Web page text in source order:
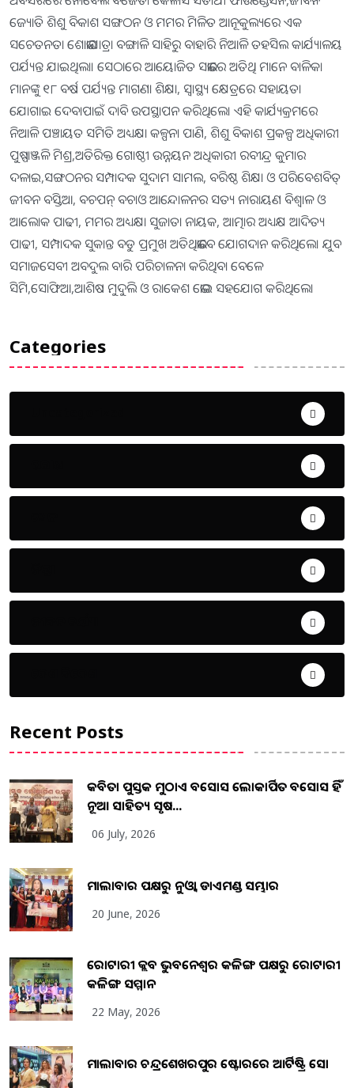
ଜ୍ୟୋତି ଶିଶୁ ବିକାଶ ସଙ୍ଗଠନ ଓ ମମର ମିଳିତ ଆନୂକୁଲ୍ୟରେ ଏକ
ସଚେତନତା ଶୋଭାଯାତ୍ରା ବଙ୍ଗାଳି ସାହିରୁ ବାହାରି ନିଆଳି ତହସିଲ କାର୍ଯ୍ୟାଳୟ
ପର୍ଯ୍ୟନ୍ତ ଯାଇଥିଲା। ସେଠାରେ ଆୟୋଜିତ ସଭାରେ ଅତିଥି ମାନେ ବାଳିକା
ମାନଙ୍କୁ ୧୮ ବର୍ଷ ପର୍ଯ୍ୟନ୍ତ ମାଗଣା ଶିକ୍ଷା, ସ୍ବାସ୍ଥ୍ୟ କ୍ଷେତ୍ରରେ ସହାୟତା
ଯୋଗାଇ ଦେବାପାଇଁ ଦାବି ଉପସ୍ଥାପନ କରିଥିଲେ। ଏହି କାର୍ଯ୍ୟକ୍ରମରେ
ନିଆଳି ପଞ୍ଚାୟତ ସମିତି ଅଧ୍ୟକ୍ଷା କଳ୍ପନା ପାଣି, ଶିଶୁ ବିକାଶ ପ୍ରକଳ୍ପ ଅଧିକାରୀ
ପୁଷ୍ପାଞ୍ଜଳି ମିଶ୍ର,ଅତିରିକ୍ତ ଗୋଷ୍ଠୀ ଉନ୍ନୟନ ଅଧିକାରୀ ରବୀନ୍ଦ୍ର କୁମାର
ଦଳାଇ,ସଙ୍ଗଠନର ସମ୍ପାଦକ ସୁଦାମ ସାମଲ, ବରିଷ୍ଠ ଶିକ୍ଷା ଓ ପରିବେଶବିତ୍
ଜୀବନ ବସ୍ତିଆ, ବଚପନ୍ ବଚାଓ ଆନ୍ଦୋଳନର ସତ୍ୟ ନାରାୟଣ ବିଶ୍ବାଳ ଓ
ଆଲୋକ ପାଢୀ, ମମର ଅଧ୍ୟକ୍ଷା ସୁଜାତା ନାୟକ, ଆତ୍ମାର ଅଧ୍ୟକ୍ଷ ଆଦିତ୍ୟ
ପାଢୀ, ସମ୍ପାଦକ ସୁକାନ୍ତ ବଡୁ ପ୍ରମୁଖ ଅତିଥିଭାବେ ଯୋଗଦାନ କରିଥିଲେ। ଯୁବ
ସମାଜସେବୀ ଅବଦୁଲ ବାରି ପରିଚାଳନା କରିଥିବା ବେଳେ
ସିମି,ସୋଫିଆ,ଆଶିଷ ମୁଦୁଲି ଓ ରାକେଶ ଭୋଇ ସହଯୋଗ କରିଥିଲେ।
Categories
Recent Posts
କବିତା ପୁସ୍ତକ ମୁଠାଏ ଅବସୋସ ଲୋକାର୍ପିତ ଅବସୋସ ହିଁ
ନୂଆ ସାହିତ୍ୟ ସୃଷ...
06 July, 2026
ମାଲାବାର ପକ୍ଷରୁ ନୁଓ୍ବା ଡାଏମଣ୍ଡ ସମ୍ଭାର
20 June, 2026
ରୋଟାରୀ କ୍ଲବ ଭୁବନେଶ୍ୱର କଳିଙ୍ଗ ପକ୍ଷରୁ ରୋଟାରୀ
କଳିଙ୍ଗ ସମ୍ମାନ
22 May, 2026
ମାଲାବାର ଚନ୍ଦ୍ରଶେଖରପୁର ଷ୍ଟୋରରେ ଆର୍ଟିଷ୍ଟ୍ରି ସୋ